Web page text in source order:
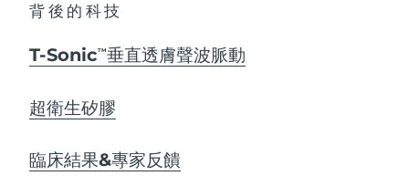
背後的科技
T-SonicTM 垂直透膚聲波脈動
超衛生矽膠
臨床結果&專家反饋